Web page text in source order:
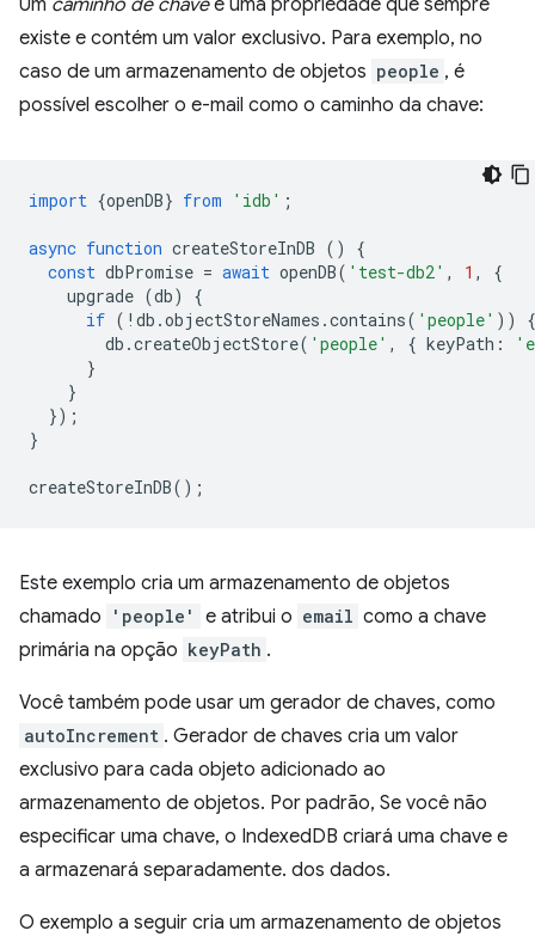
Um caminho de chaveé uma propriedade que sempre
existe e contém um valor exclusivo. Para exemplo, no
caso de um armazenamento de objetos people , é
possível escolher o e-mail como o caminho da chave:
import {openDB} from 'idb' ;
async function createStoreInDB ()
{
const dbPromise = await openDB( 'test-db2' , 1 ,
{
upgrade (db)
{
if ( ! db .objectStoreNames .contains( 'people' ))
{
db .createObjectStore( 'people' , { keyPath :
}
}
});
}
createStoreInDB();
Este exemplo cria um armazenamento de objetos
chamado
'people' e atribui o email como a chave
primária na opção keyPath .
Você também pode usar um gerador de chaves, como
autoIncrement . Gerador de chaves cria um valor
exclusivo para cada objeto adicionado ao
armazenamento de objetos. Por padrão, Se você não
especificar uma chave, o IndexedDB criará uma chave e
a armazenará separadamente. dos dados.
O exemplo a seguir cria um armazenamento de objetos